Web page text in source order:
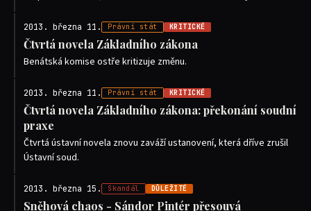
2013. března 11. Právní stát KRITICKÉ
Čtvrtá novela Základního zákona
Benátská komise ostře kritizuje změnu.
2013. března 11. Právní stát KRITICKÉ
Čtvrtá novela Základního zákona: překonání soudní
praxe
Čtvrtá ústavní novela znovu zaváží ustanovení, která dříve zrušil
Ústavní soud.
2013. března 15. Skandál DŮLEŽITÉ
Sněhová chaos - Sándor Pintér přesouvá